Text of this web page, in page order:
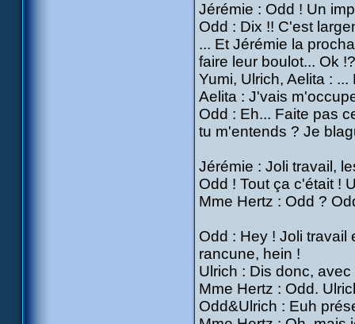
Jérémie : Odd ! Un
Odd : Dix !! C'est
... Et Jérémie la
faire leur boulot... Ok !?
Yumi, Ulrich, Aelita : ...
Aelita : J'vais
Odd : Eh... Faite pas
tu m'entends ? Je
Jérémie : Joli travail,
Odd ! Tout ça c'était !
Mme Hertz : Odd ?
Odd : Hey ! Joli travail
rancune, hein !
Ulrich : Dis donc,
Mme Hertz : Odd.
Odd&Ulrich : Euh